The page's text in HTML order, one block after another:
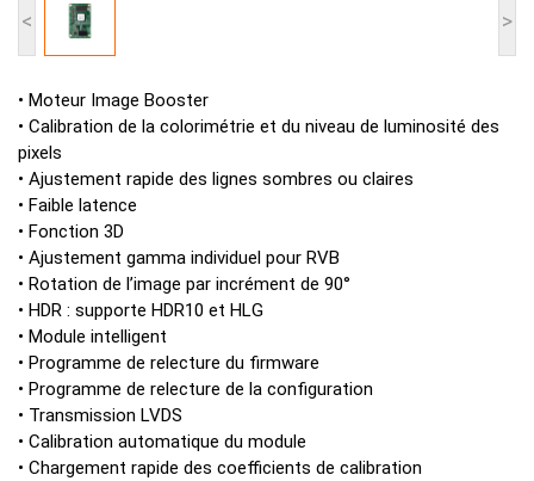
< >
• Moteur Image Booster
• Calibration de la colorimétrie et du niveau de luminosité des
pixels
• Ajustement rapide des lignes sombres ou claires
• Faible latence
• Fonction 3D
• Ajustement gamma individuel pour RVB
• Rotation de l’image par incrément de 90°
• HDR : supporte HDR10 et HLG
• Module intelligent
• Programme de relecture du firmware
• Programme de relecture de la configuration
• Transmission LVDS
• Calibration automatique du module
• Chargement rapide des coefficients de calibration